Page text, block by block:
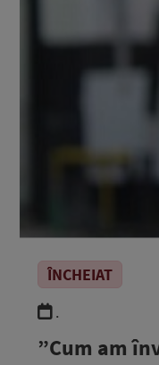
ÎNCHEIAT
.
”Cum am